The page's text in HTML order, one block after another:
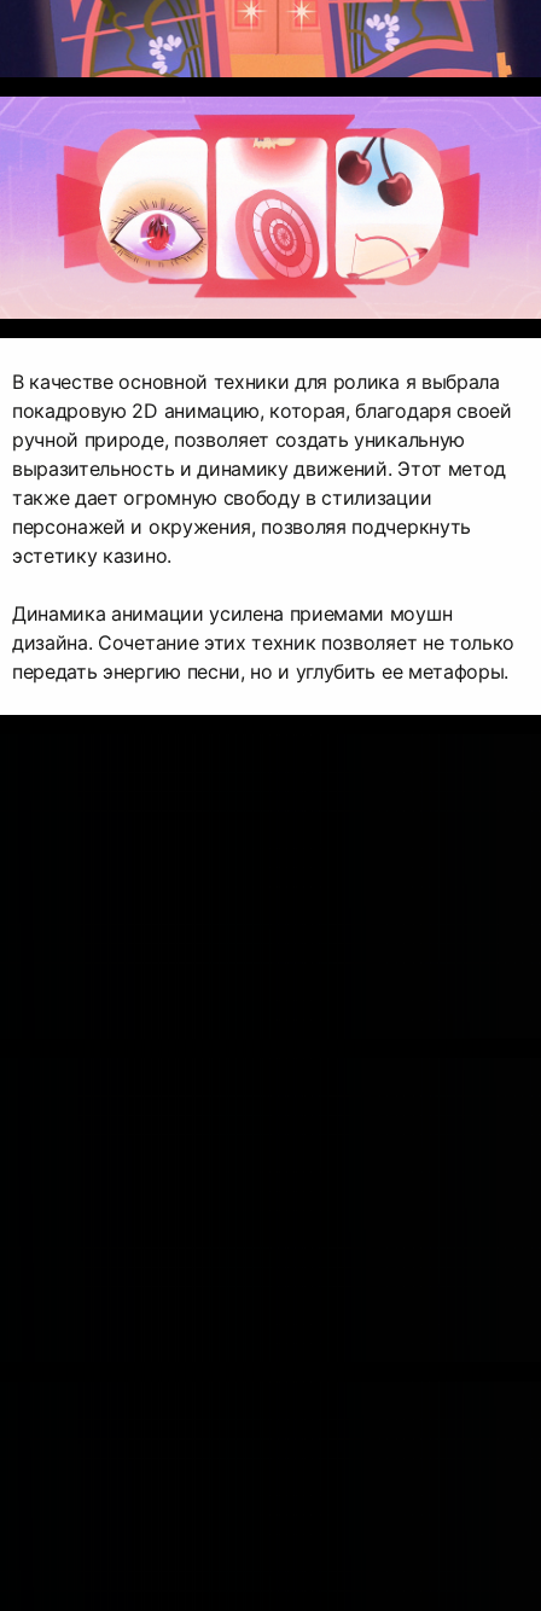
В качестве основной техники для ролика я выбрала
покадровую 2D анимацию, которая, благодаря своей
ручной природе, позволяет создать уникальную
выразительность и динамику движений. Этот метод
также дает огромную свободу в стилизации
персонажей и окружения, позволяя подчеркнуть
эстетику казино.
Динамика анимации усилена приемами моушн
дизайна. Сочетание этих техник позволяет не только
передать энергию песни, но и углубить ее метафоры.